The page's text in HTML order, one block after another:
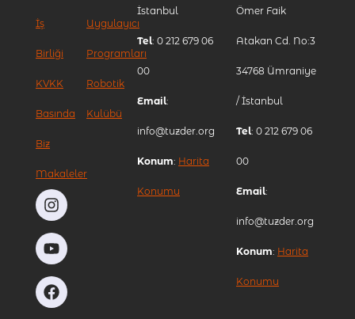
İş
Birliği
KVKK
Basında
Biz
Makaleler
Uygulayıcı
Programları
Robotik
Kulübü
İstanbul
Tel: 0 212 679 06
00
Email:
info@tuzder.org
Konum: Harita
Konumu
Ömer Faik
Atakan Cd. No:3
34768 Ümraniye
/ İstanbul
Tel: 0 212 679 06
00
Email:
info@tuzder.org
Konum: Harita
Konumu